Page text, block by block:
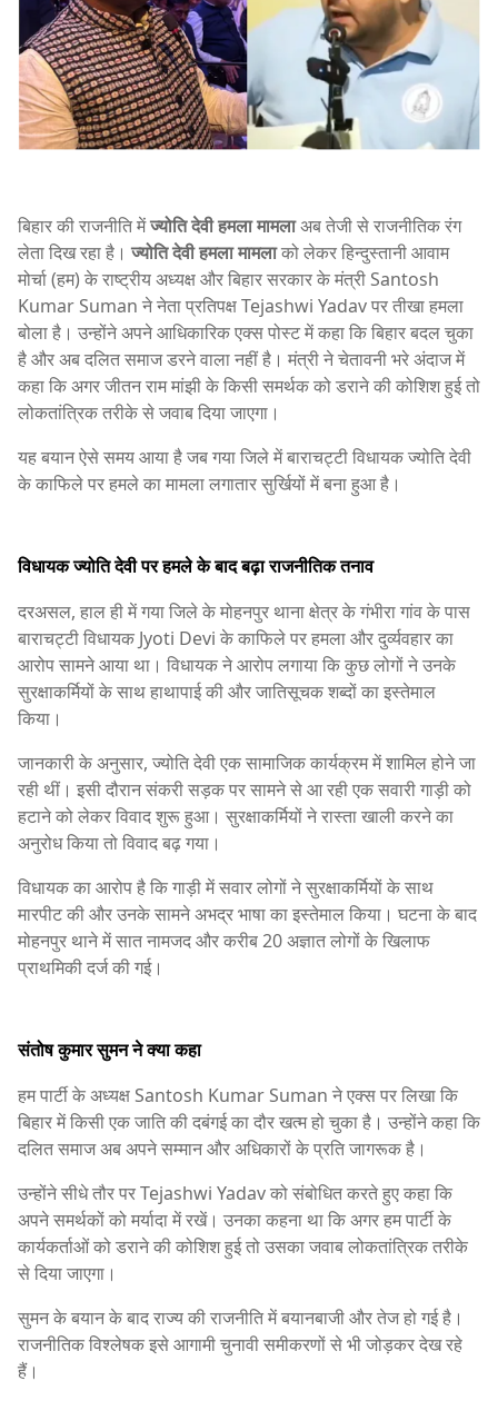
बिहार की राजनीति मेंज्योति देवी हमला मामलाअब तेजी से राजनीतिक रंग
लेता दिख रहा है।ज्योति देवी हमला मामलाको लेकर हिन्दुस्तानी आवाम
मोर्चा (हम) के राष्ट्रीय अध्यक्ष और बिहार सरकार के मंत्रीSantosh
Kumar Suman ने नेता प्रतिपक्षTejashwi Yadavपर तीखा हमला
बोला है। उन्होंने अपने आधिकारिक एक्स पोस्ट में कहा कि बिहार बदल चुका
है और अब दलित समाज डरने वाला नहीं है। मंत्री ने चेतावनी भरे अंदाज में
कहा कि अगर जीतन राम मांझी के किसी समर्थक को डराने की कोशिश हुई तो
लोकतांत्रिक तरीके से जवाब दिया जाएगा।
यह बयान ऐसे समय आया है जब गया जिले में बाराचट्टी विधायक ज्योति देवी
के काफिले पर हमले का मामला लगातार सुर्खियों में बना हुआ है।
विधायक ज्योति देवी पर हमले के बाद बढ़ा राजनीतिक तनाव
दरअसल, हाल ही में गया जिले के मोहनपुर थाना क्षेत्र के गंभीरा गांव के पास
बाराचट्टी विधायक Jyoti Devi के काफिले पर हमला और दुर्व्यवहार का
आरोप सामने आया था। विधायक ने आरोप लगाया कि कुछ लोगों ने उनके
सुरक्षाकर्मियों के साथ हाथापाई की और जातिसूचक शब्दों का इस्तेमाल
किया।
जानकारी के अनुसार, ज्योति देवी एक सामाजिक कार्यक्रम में शामिल होने जा
रही थीं। इसी दौरान संकरी सड़क पर सामने से आ रही एक सवारी गाड़ी को
हटाने को लेकर विवाद शुरू हुआ। सुरक्षाकर्मियों ने रास्ता खाली करने का
अनुरोध किया तो विवाद बढ़ गया।
विधायक का आरोप है कि गाड़ी में सवार लोगों ने सुरक्षाकर्मियों के साथ
मारपीट की और उनके सामने अभद्र भाषा का इस्तेमाल किया। घटना के बाद
मोहनपुर थाने में सात नामजद और करीब 20 अज्ञात लोगों के खिलाफ
प्राथमिकी दर्ज की गई।
संतोष कुमार सुमन ने क्या कहा
हम पार्टी के अध्यक्षSantosh Kumar Suman ने एक्स पर लिखा कि
बिहार में किसी एक जाति की दबंगई का दौर खत्म हो चुका है। उन्होंने कहा कि
दलित समाज अब अपने सम्मान और अधिकारों के प्रति जागरूक है।
उन्होंने सीधे तौर परTejashwi Yadavको संबोधित करते हुए कहा कि
अपने समर्थकों को मर्यादा में रखें। उनका कहना था कि अगर हम पार्टी के
कार्यकर्ताओं को डराने की कोशिश हुई तो उसका जवाब लोकतांत्रिक तरीके
से दिया जाएगा।
सुमन के बयान के बाद राज्य की राजनीति में बयानबाजी और तेज हो गई है।
राजनीतिक विश्लेषक इसे आगामी चुनावी समीकरणों से भी जोड़कर देख रहे
हैं।